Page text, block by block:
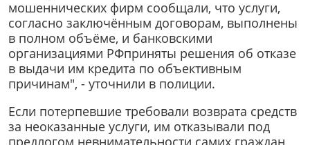
мошеннических фирм сообщали, что услуги,
согласно заключённым договорам, выполнены
в полном объёме, и банковскими
организациями РФприняты решения об отказе
в выдачи им кредита по объективным
причинам", - уточнили в полиции.
Если потерпевшие требовали возврата средств
за неоказанные услуги, им отказывали под
предлогом невнимательности самих граждан